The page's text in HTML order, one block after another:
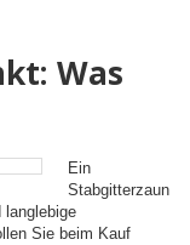
Was
Ein
Stabgitterzaun
Sie beim Kauf